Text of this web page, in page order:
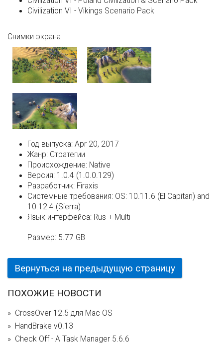
Civilization VI - Vikings Scenario Pack
Снимки экрана
Год выпуска: Apr 20, 2017
Жанр: Стратегии
Происхождение: Native
Версия: 1.0.4 (1.0.0.129)
Разработчик: Firaxis
Системные требования: OS: 10.11.6 (El Capitan) and
10.12.4 (Sierra)
Язык интерфейса: Rus + Multi
Размер: 5.77 GB
Вернуться на предыдущую страницу
ПОХОЖИЕ НОВОСТИ
CrossOver 12.5 для Mac OS
HandBrake v0.13
Check Off - A Task Manager 5.6.6